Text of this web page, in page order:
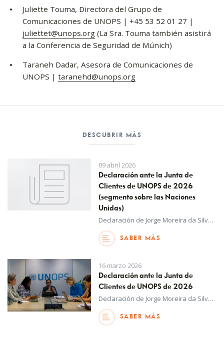
Juliette Touma, Directora del Grupo de
Comunicaciones de UNOPS | +45 53 52 01 27 |
juliettet@unops.org (La Sra. Touma también asistirá
a la Conferencia de Seguridad de Múnich)
Taraneh Dadar, Asesora de Comunicaciones de
UNOPS |taranehd@unops.org
DESCUBRIR MÁS
09 abril 2026
Declaración ante la Junta de
Clientes de UNOPS de 2026
(segmento sobre las Naciones
Unidas)
Declaración de Jorge Moreira da Silva, Secretario General Adjunto de las Naciones Unidas y Director Ejecutivo de UNOPS, ante la Junta de Clientes de UNOPS de 2026, séptima reunión anual (segmento sobre las Naciones Unidas)
SABER MÁS
16 marzo 2026
Declaración ante la Junta de
Clientes de UNOPS de 2026
Declaración de Jorge Moreira da Silva, Secretario General Adjunto de las Naciones Unidas y Director Ejecutivo de UNOPS, ante la Junta de Clientes de UNOPS de 2026, séptima reunión anual (sesión general)
SABER MÁS